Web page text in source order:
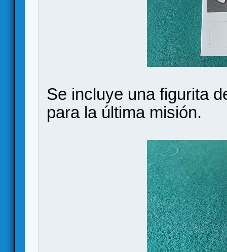
Se incluye una figurita
para la última misión.